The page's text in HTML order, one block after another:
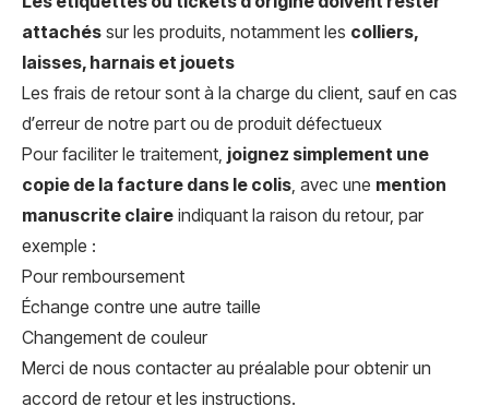
attachés sur les produits, notamment les colliers,
laisses, harnais et jouets
Les frais de retour sont à la charge du client, sauf en cas
d’erreur de notre part ou de produit défectueux
Pour faciliter le traitement, joignez simplement une
copie de la facture dans le colis, avec une mention
manuscrite claire indiquant la raison du retour, par
exemple :
Pour remboursement
Échange contre une autre taille
Changement de couleur
Merci de nous contacter au préalable pour obtenir un
accord de retour et les instructions.